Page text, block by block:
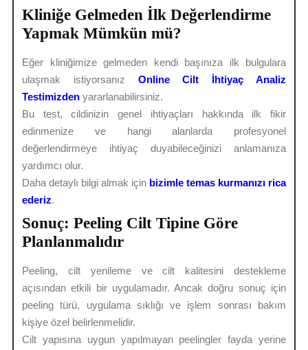
Kliniğe Gelmeden İlk Değerlendirme
Yapmak Mümkün mü?
Eğer kliniğimize gelmeden kendi başınıza ilk bulgulara
ulaşmak istiyorsanız Online Cilt İhtiyaç Analiz
Testimizden yararlanabilirsiniz.
Bu test, cildinizin genel ihtiyaçları hakkında ilk fikir
edinmenize ve hangi alanlarda profesyonel
değerlendirmeye ihtiyaç duyabileceğinizi anlamanıza
yardımcı olur.
Daha detaylı bilgi almak için bizimle temas kurmanızı rica
ederiz.
Sonuç: Peeling Cilt Tipine Göre
Planlanmalıdır
Peeling, cilt yenileme ve cilt kalitesini destekleme
açısından etkili bir uygulamadır. Ancak doğru sonuç için
peeling türü, uygulama sıklığı ve işlem sonrası bakım
kişiye özel belirlenmelidir.
Cilt yapısına uygun yapılmayan peelingler fayda yerine